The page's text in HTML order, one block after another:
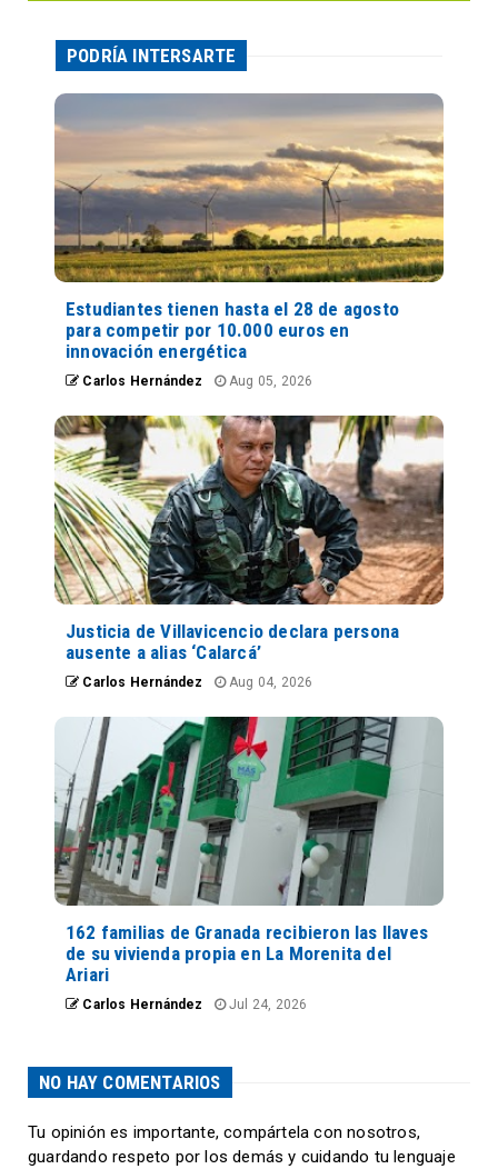
PODRÍA INTERSARTE
Estudiantes tienen hasta el 28 de agosto
para competir por 10.000 euros en
innovación energética
Carlos Hernández Aug 05, 2026
Justicia de Villavicencio declara persona
ausente a alias ‘Calarcá’
Carlos Hernández Aug 04, 2026
162 familias de Granada recibieron las llaves
de su vivienda propia en La Morenita del
Ariari
Carlos Hernández Jul 24, 2026
NO HAY COMENTARIOS
Tu opinión es importante, compártela con nosotros,
guardando respeto por los demás y cuidando tu lenguaje